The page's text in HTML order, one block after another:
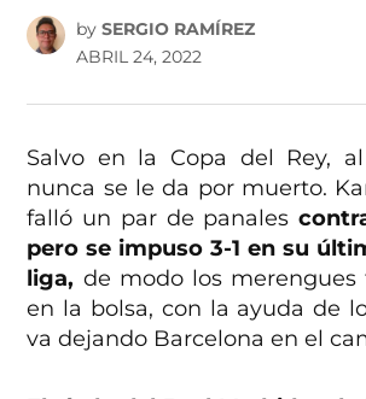
by SERGIO RAMÍREZ
ABRIL 24, 2022
Salvo en la Copa del Rey,
nunca se le da por muerto.
falló un par de panales
pero se impuso 3-1 en su
liga, de modo los
en la bolsa, con la ayuda de
va dejando Barcelona en el